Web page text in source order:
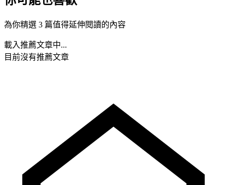
為你精選 3 篇值得延伸閱讀的內容
載入推薦文章中...
目前沒有推薦文章